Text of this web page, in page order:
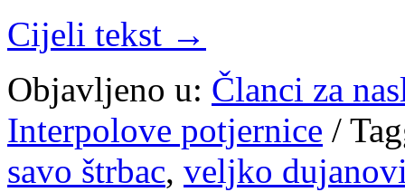
Cijeli tekst →
Objavljeno u: Članci za
Interpolove potjernice /
savo štrbac, veljko